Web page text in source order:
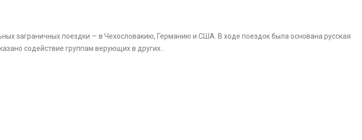
заграничных поездки — в Чехословакию, Германию и США. В ходе поездок была основана русская
содействие группам верующих в других…